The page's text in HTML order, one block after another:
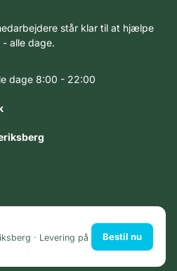
står klar til at hjælpe
alle dage.
dage 8:00 - 22:00
· Levering på
Bestil nu